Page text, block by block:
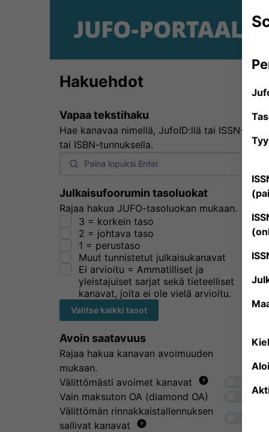
Hakuehdot
Vapaa tekstihaku
Hae kanavaa nimellä, JufoID:llä tai ISSN-
tai ISBN-tunnuksella.
Julkaisufoorumin tasoluokat
Rajaa hakua JUFO-tasoluokan mukaan.
3 = korkein taso
2 = johtava taso
1 = perustaso
Muut tunnistetut julkaisukanavat
Ei arvioitu = Ammatilliset ja
yleistajuiset sarjat sekä tieteelliset
kanavat, joita ei ole vielä arvioitu.
Valitse kaikki tasot
Avoin saatavuus
Rajaa hakua kanavan avoimuuden
mukaan.
Välittömästi avoimet kanavat
Vain maksuton OA (diamond OA)
Välittömän rinnakkaistallennuksen
sallivat kanavat